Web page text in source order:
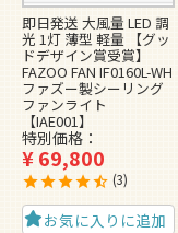
即日発送 大風量 LED 調
光 1灯 薄型 軽量 【グッ
ドデザイン賞受賞】
FAZOO FAN IF0160L-WH
ファズー製シーリング
ファンライト
【IAE001】
特別価格
¥69,800
3
お気に入りに追加